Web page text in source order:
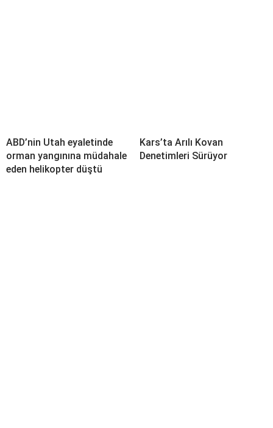
ABD’nin Utah eyaletinde
orman yangınına müdahale
eden helikopter düştü
Kars’ta Arılı Kovan
Denetimleri Sürüyor